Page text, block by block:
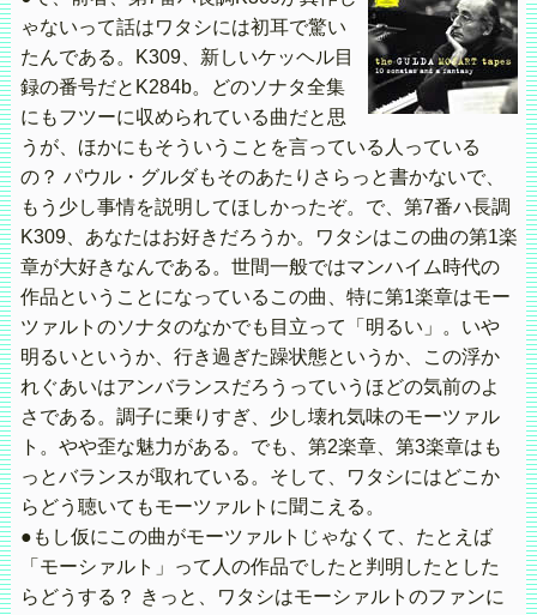
ゃないって話はワタシには初耳で驚い
たんである。K309、新しいケッヘル目
録の番号だとK284b。どのソナタ全集
にもフツーに収められている曲だと思
うが、ほかにもそういうことを言っている人っている
の？ パウル・グルダもそのあたりさらっと書かないで、
もう少し事情を説明してほしかったぞ。で、第7番ハ長調
K309、あなたはお好きだろうか。ワタシはこの曲の第1楽
章が大好きなんである。世間一般ではマンハイム時代の
作品ということになっているこの曲、特に第1楽章はモー
ツァルトのソナタのなかでも目立って「明るい」。いや
明るいというか、行き過ぎた躁状態というか、この浮か
れぐあいはアンバランスだろうっていうほどの気前のよ
さである。調子に乗りすぎ、少し壊れ気味のモーツァル
ト。やや歪な魅力がある。でも、第2楽章、第3楽章はも
っとバランスが取れている。そして、ワタシにはどこか
らどう聴いてもモーツァルトに聞こえる。
●もし仮にこの曲がモーツァルトじゃなくて、たとえば
「モーシァルト」って人の作品でしたと判明したとした
らどうする？ きっと、ワタシはモーシァルトのファンに